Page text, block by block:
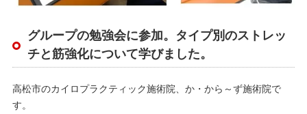
グループの勉強会に参加。タイプ別のストレッ
チと筋強化について学びました。
高松市のカイロプラクティック施術院、か・から～ず施術院で
す。